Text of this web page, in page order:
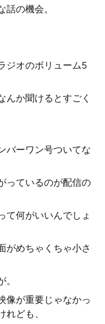
の機会。
ジオのボリューム5
んか聞けるとすごく
バーワン号ついてな
っているのが配信の
て何がいいんでしょ
がめちゃくちゃ小さ
像が重要じゃなかっ
ども、